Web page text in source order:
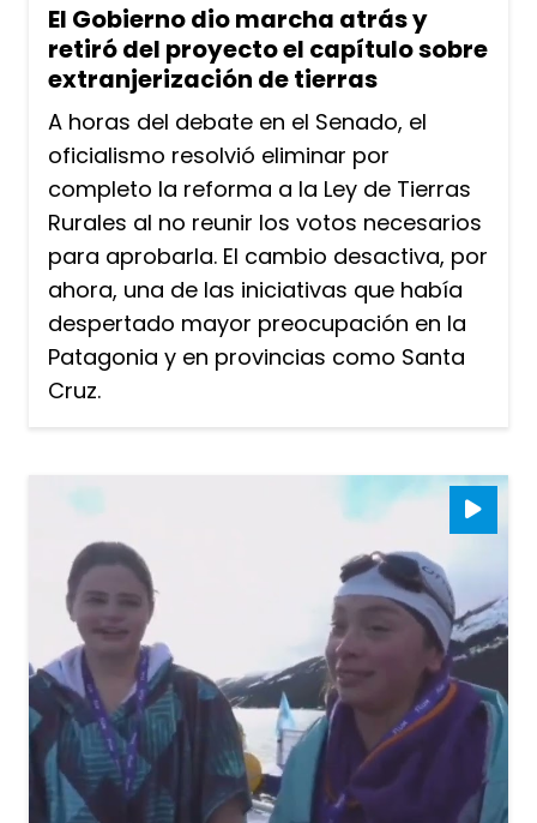
El Gobierno dio marcha atrás y
retiró del proyecto el capítulo sobre
extranjerización de tierras
A horas del debate en el Senado, el
oficialismo resolvió eliminar por
completo la reforma a la Ley de Tierras
Rurales al no reunir los votos necesarios
para aprobarla. El cambio desactiva, por
ahora, una de las iniciativas que había
despertado mayor preocupación en la
Patagonia y en provincias como Santa
Cruz.